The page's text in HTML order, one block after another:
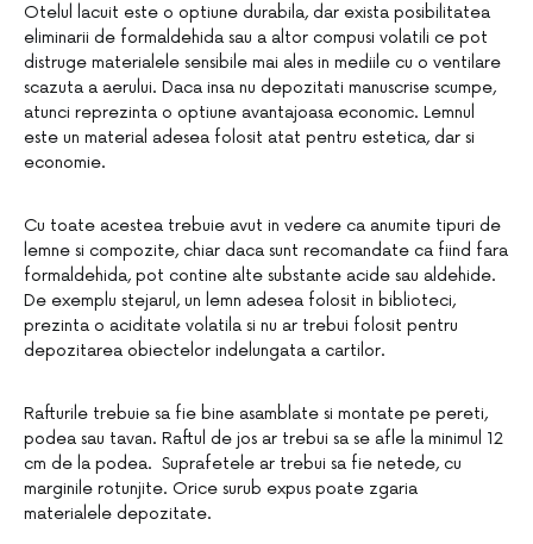
Otelul lacuit este o optiune durabila, dar exista posibilitatea
eliminarii de formaldehida sau a altor compusi volatili ce pot
distruge materialele sensibile mai ales in mediile cu o ventilare
scazuta a aerului. Daca insa nu depozitati manuscrise scumpe,
atunci reprezinta o optiune avantajoasa economic. Lemnul
este un material adesea folosit atat pentru estetica, dar si
economie.
Cu toate acestea trebuie avut in vedere ca anumite tipuri de
lemne si compozite, chiar daca sunt recomandate ca fiind fara
formaldehida, pot contine alte substante acide sau aldehide.
De exemplu stejarul, un lemn adesea folosit in biblioteci,
prezinta o aciditate volatila si nu ar trebui folosit pentru
depozitarea obiectelor indelungata a cartilor.
Rafturile trebuie sa fie bine asamblate si montate pe pereti,
podea sau tavan. Raftul de jos ar trebui sa se afle la minimul 12
cm de la podea. Suprafetele ar trebui sa fie netede, cu
marginile rotunjite. Orice surub expus poate zgaria
materialele depozitate.